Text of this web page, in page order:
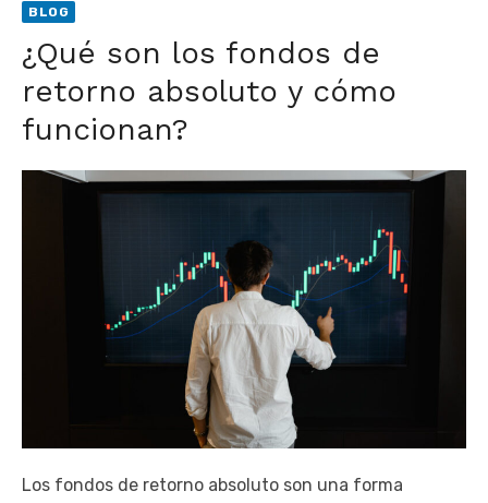
BLOG
¿Qué son los fondos de
retorno absoluto y cómo
funcionan?
Los fondos de retorno absoluto son una forma